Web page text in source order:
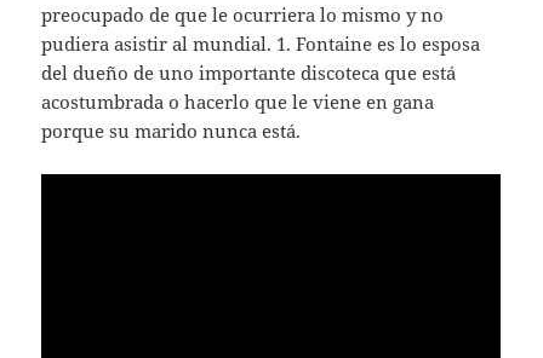
preocupado de que le ocurriera lo mismo y no
pudiera asistir al mundial. 1. Fontaine es lo esposa
del dueño de uno importante discoteca que está
acostumbrada o hacerlo que le viene en gana
porque su marido nunca está.